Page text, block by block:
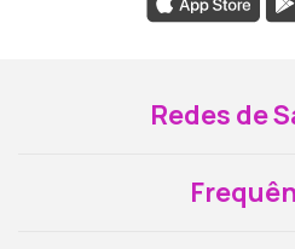
Redes de